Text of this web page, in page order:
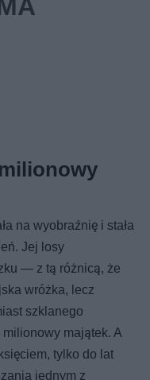
na wyobraźnię i stała
Jej losy
— z tą różnicą, że
wróżka, lecz
szklanego
majątek. A
tylko do lat
jednym z